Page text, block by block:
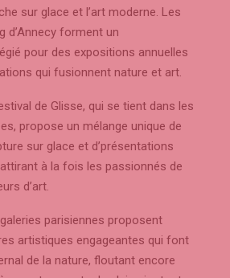
sur glace et l’art moderne. Les
d’Annecy forment un
pour des expositions annuelles
qui fusionnent nature et art.
de Glisse, qui se tient dans les
propose un mélange unique de
sur glace et d’présentations
à la fois les passionnés de
d’art.
parisiennes proposent
artistiques engageantes qui font
de la nature, floutant encore